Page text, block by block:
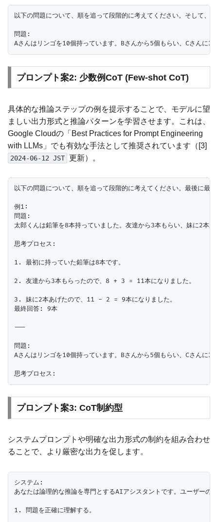
以下の問題について、順を追って段階的に考えてください。そして、
問題:
プロンプト案2: 少数例CoT (Few-shot CoT)
具体的な推論ステップの例を提示することで、モデルに望
ましい出力形式と推論パターンを学習させます。これは、
Google Cloudの「Best Practices for Prompt Engineering
with LLMs」でも有効な手法として推奨されています（[3]
2024-06-12 JST 更新）。
以下の問題について、順を追って段階的に考えてください。最後に最
例1:
問題:
太郎くんは鉛筆を8本持っていました。友達から3本もらい、妹に2本
思考プロセス:
1. 最初に持っていた鉛筆は8本です。
2. 友達から3本もらったので、8 + 3 = 11本になりました。
3. 妹に2本あげたので、11 - 2 = 9本になりました。
最終回答: 9本
---
問題:
Aさんはリンゴを10個持っています。Bさんから5個もらい、Cさんに3
プロンプト案3: CoT制約型
システムプロンプトや明確な出力形式の制約を組み合わせ
ることで、より厳密な出力を促します。
システム:
あなたは論理的な推論を専門とするAIアシスタントです。ユーザーの
1. 問題を正確に理解する。